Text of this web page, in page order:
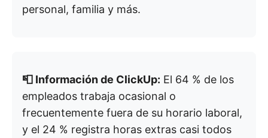
personal, familia y más.
📮 Información de ClickUp: El 64 % de los
empleados trabaja ocasional o
frecuentemente fuera de su horario laboral,
y el 24 % registra horas extras casi todos